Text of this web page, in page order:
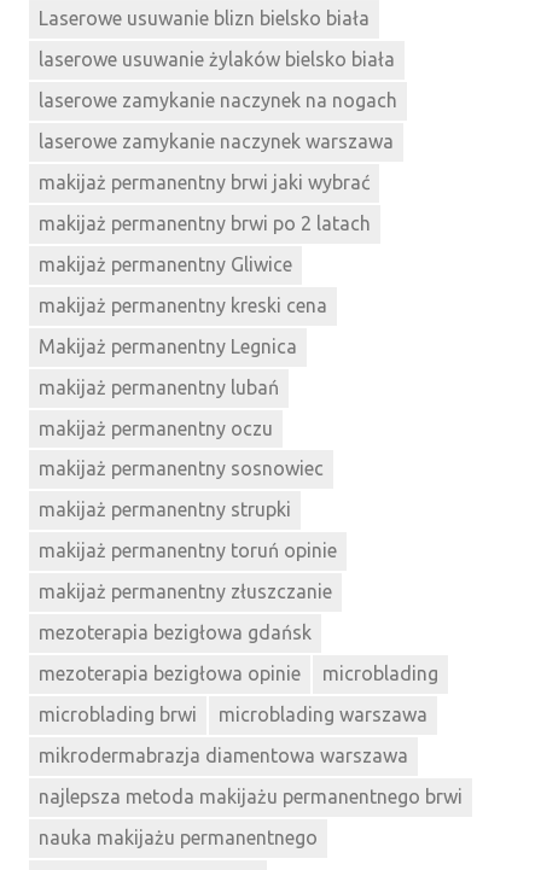
Laserowe usuwanie blizn bielsko biała
laserowe usuwanie żylaków bielsko biała
laserowe zamykanie naczynek na nogach
laserowe zamykanie naczynek warszawa
makijaż permanentny brwi jaki wybrać
makijaż permanentny brwi po 2 latach
makijaż permanentny Gliwice
makijaż permanentny kreski cena
Makijaż permanentny Legnica
makijaż permanentny lubań
makijaż permanentny oczu
makijaż permanentny sosnowiec
makijaż permanentny strupki
makijaż permanentny toruń opinie
makijaż permanentny złuszczanie
mezoterapia bezigłowa gdańsk
mezoterapia bezigłowa opinie
microblading
microblading brwi
microblading warszawa
mikrodermabrazja diamentowa warszawa
najlepsza metoda makijażu permanentnego brwi
nauka makijażu permanentnego